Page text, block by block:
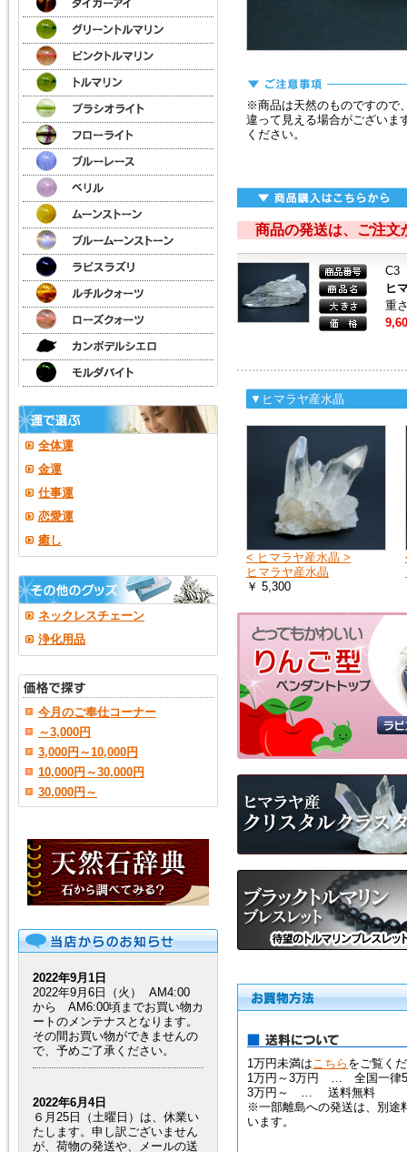
全体運
金運
仕事運
恋愛運
癒し
ネックレスチェーン
浄化用品
今月のご奉仕コーナー
～3,000円
3,000円～10,000円
10,000円～30,000円
30,000円～
2022年9月1日
2022年9月6日（火） AM4:00
から AM6:00頃までお買い物カ
ートのメンテナスとなります。
その間お買い物ができませんの
で、予めご了承ください。
2022年6月4日
６月25日（土曜日）は、休業い
たします。申し訳ございません
が、荷物の発送や、メールの送
※商品は天然のものですので
違って見える場合がございま
ください。
商品の発送は、ご注文
C3
ヒ
重
▼ヒマラヤ産水晶
< ヒマラヤ産水晶 >
ヒマラヤ産水晶
￥ 5,300
1万円未満はこちら をご覧く
1万円～3万円 … 全国一律
3万円～ … 送料無料
※一部離島への発送は、別途
います。